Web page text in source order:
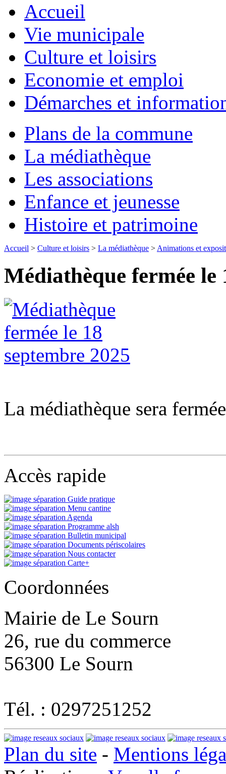
Accueil
Vie municipale
Culture et loisirs
Economie et emploi
Démarches et
Plans de la commune
La médiathèque
Les associations
Enfance et jeunesse
Histoire et patrimoine
Accueil > Culture et loisirs > La médiathèque >Animations et
Médiathèque fermée le
La médiathèque sera
Accès rapide
Guide pratique
Menu cantine
Agenda
Programme alsh
Bulletin municipal
Documents périscolaires
Nous contacter
Carte+
Coordonnées
Mairie de Le Sourn
26, rue du commerce
56300 Le Sourn
Tél. : 0297251252
Plan du site - Mentions